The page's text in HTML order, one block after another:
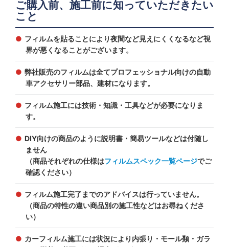
ご購入前、施工前に知っていただきたい
こと
フィルムを貼ることにより夜間など見えにくくなるなど視
界が悪くなることがございます。
弊社販売のフィルムは全てプロフェッショナル向けの自動
車アクセサリー部品、建材になります。
フィルム施工には技術・知識・工具などが必要になりま
す。
DIY向けの商品のように説明書・簡易ツールなどは付随し
ません
（商品それぞれの仕様はフィルムスペック一覧ページでご
確認ください）
フィルム施工完了までのアドバイスは行っていません。
（商品の特性の違い商品別の施工性などはお尋ねくださ
い）
カーフィルム施工には状況により内張り・モール類・ガラ